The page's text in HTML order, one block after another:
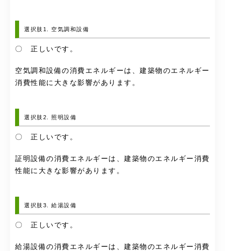
選択肢1. 空気調和設備
〇 正しいです。
空気調和設備の消費エネルギーは、建築物のエネルギー
消費性能に大きな影響があります。
選択肢2. 照明設備
〇 正しいです。
証明設備の消費エネルギーは、建築物のエネルギー消費
性能に大きな影響があります。
選択肢3. 給湯設備
〇 正しいです。
給湯設備の消費エネルギーは、建築物のエネルギー消費